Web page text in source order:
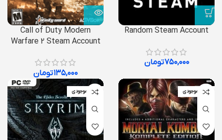
Random Steam Account
۷۵۰,۰۰۰تومان
Call of Duty Modern
Warfare 2 Steam Account
۱۳۵,۰۰۰تومان
اتمام موجودی اتمام موجودی